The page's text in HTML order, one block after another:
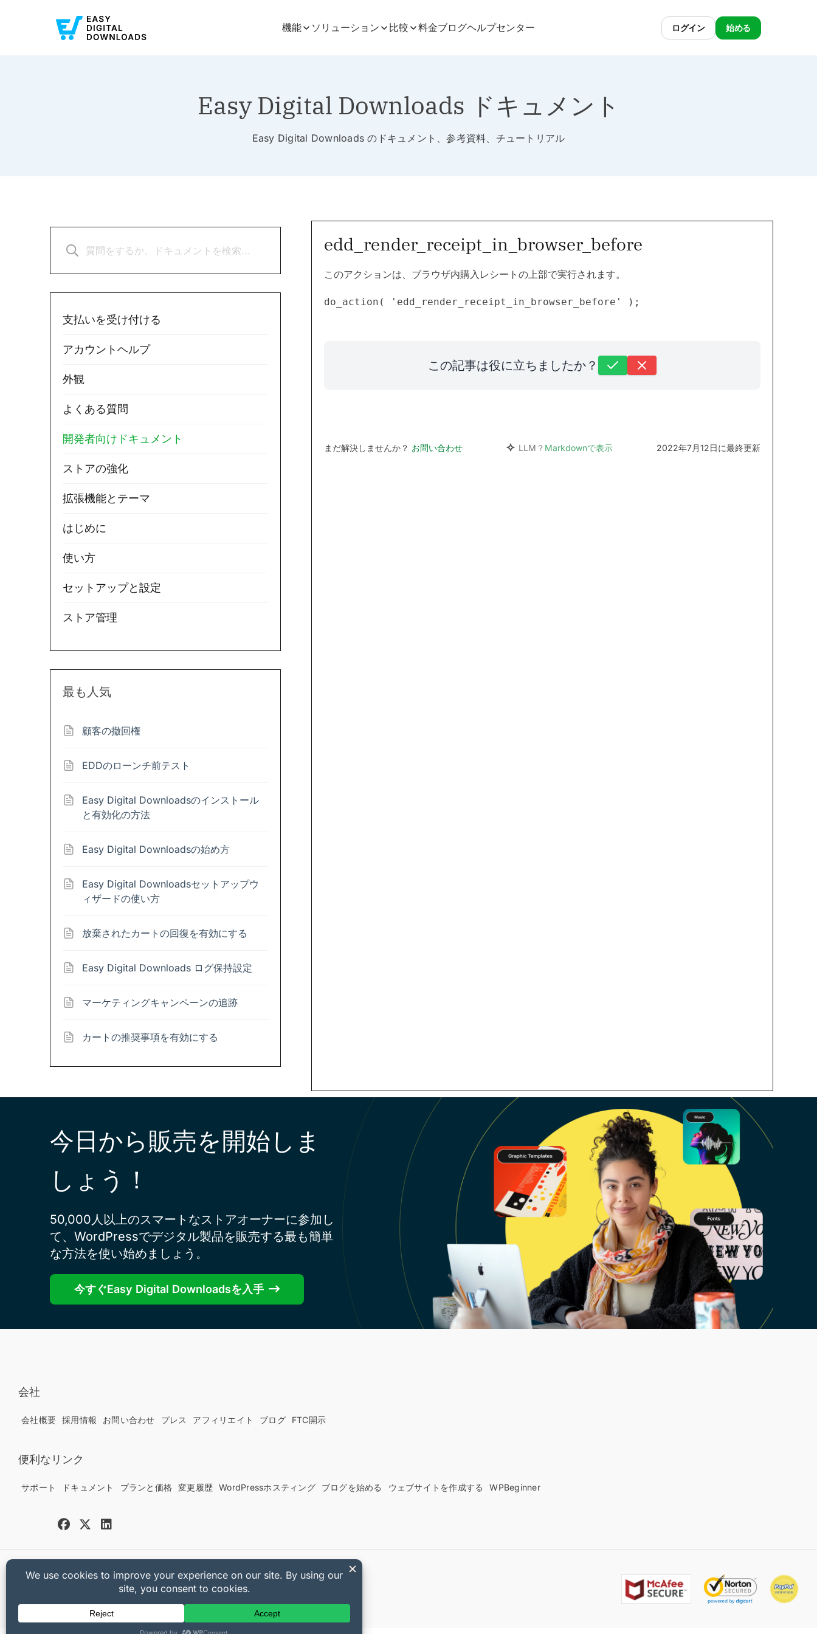
機能 ソリューション 比較 料金ブログヘルプセンター ログイン 始める
Easy Digital Downloads ドキュメント
Easy Digital Downloads のドキュメント、参考資料、チュートリアル
支払いを受け付ける
アカウントヘルプ
外観
よくある質問
開発者向けドキュメント
ストアの強化
拡張機能とテーマ
はじめに
使い方
セットアップと設定
ストア管理
最も人気
顧客の撤回権
EDDのローンチ前テスト
Easy Digital Downloadsのインストール
と有効化の方法
Easy Digital Downloadsの始め方
Easy Digital Downloadsセットアップウ
ィザードの使い方
放棄されたカートの回復を有効にする
Easy Digital Downloads ログ保持設定
マーケティングキャンペーンの追跡
カートの推奨事項を有効にする
edd_render_receipt_in_browser_before
このアクションは、ブラウザ内購入レシートの上部で実行されます。
この記事は役に立ちましたか？
まだ解決しませんか？ お問い合わせ LLM？ Markdownで表示 2022年7月12日に最終更新
今日から販売を開始しま
しょう！
50,000人以上のスマートなストアオーナーに参加し
て、WordPressでデジタル製品を販売する最も簡単
な方法を使い始めましょう。
今すぐEasy Digital Downloadsを入手
会社
会社概要 採用情報 お問い合わせ プレス アフィリエイト ブログ FTC開示
便利なリンク
サポート ドキュメント プランと価格 変更履歴 WordPressホスティング ブログを始める ウェブサイトを作成する WPBeginner
利用規約 サイトマップ Easy Digital Downloads クーポン
[universally_switcher]